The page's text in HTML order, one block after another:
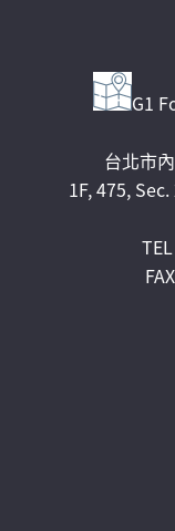
G1
台北市
1F, 475,